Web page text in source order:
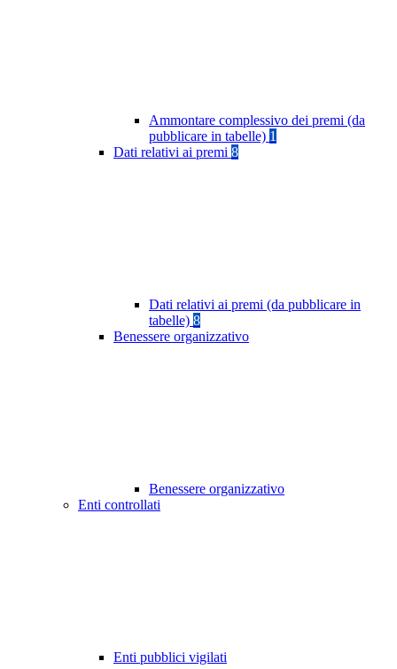
Ammontare complessivo dei premi (da
pubblicare in tabelle) 1
Dati relativi ai premi 8
Dati relativi ai premi (da pubblicare in
tabelle) 8
Benessere organizzativo
Benessere organizzativo
Enti controllati
Enti pubblici vigilati